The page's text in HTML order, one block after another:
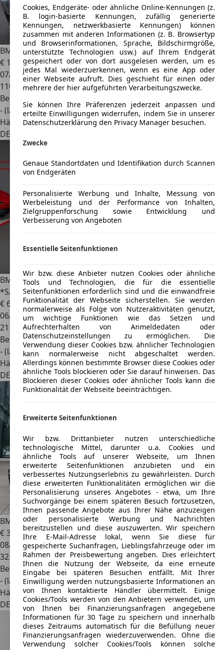
BMW Z4Roadster 3.0si Open Air, unfallfrei
€ 12.980
07/2006
110.000 km
Benzin
- (l/100 km)
Händler
DE 57074
BMW Z12.5 - MAGIC-DOORS HARDTOP MAXILITE
*SAMMLER*
€ 67.949
06/1990
21.684 km
Benzin
- (l/100 km)
Händler
DE 87656Germaringen
BMW Z4sDrive20i M Sport HiFi DAB WLAN RFK Tempomat
€ 37.790
08/2021
32.500 km
Benzin
- (l/100 km)
Händler
DE 41066Mönchengladbach
Cookies, Endgeräte- oder ähnliche Online-Kennungen (z.
B. login-basierte Kennungen, zufällig generierte
Kennungen, netzwerkbasierte Kennungen) können
zusammen mit anderen Informationen (z. B. Browsertyp
und Browserinformationen, Sprache, Bildschirmgröße,
unterstützte Technologien usw.) auf Ihrem Endgerät
gespeichert oder von dort ausgelesen werden, um es
jedes Mal wiederzuerkennen, wenn es eine App oder
einer Webseite aufruft. Dies geschieht für einen oder
mehrere der hier aufgeführten Verarbeitungszwecke.
Sie können Ihre Präferenzen jederzeit anpassen und
erteilte Einwilligungen widerrufen, indem Sie in unserer
Datenschutzerklärung den Privacy Manager besuchen.
Zwecke
Genaue Standortdaten und Identifikation durch Scannen
von Endgeräten
Personalisierte Werbung und Inhalte, Messung von
Werbeleistung und der Performance von Inhalten,
Zielgruppenforschung sowie Entwicklung und
Verbesserung von Angeboten
Essentielle Seitenfunktionen
Wir bzw. diese Anbieter nutzen Cookies oder ähnliche
Tools und Technologien, die für die essentielle
Seitenfunktionen erforderlich sind und die einwandfreie
Funktionalität der Webseite sicherstellen. Sie werden
normalerweise als Folge von Nutzeraktivitäten genutzt,
um wichtige Funktionen wie das Setzen und
Aufrechterhalten von Anmeldedaten oder
Datenschutzeinstellungen zu ermöglichen. Die
Verwendung dieser Cookies bzw. ähnlicher Technologien
kann normalerweise nicht abgeschaltet werden.
Allerdings können bestimmte Browser diese Cookies oder
ähnliche Tools blockieren oder Sie darauf hinweisen. Das
Blockieren dieser Cookies oder ähnlicher Tools kann die
Funktionalität der Webseite beeinträchtigen.
Erweiterte Seitenfunktionen
Wir bzw. Drittanbieter nutzen unterschiedliche
technologische Mittel, darunter u.a. Cookies und
ähnliche Tools auf unserer Webseite, um Ihnen
erweiterte Seitenfunktionen anzubieten und ein
verbessertes Nutzungserlebnis zu gewährleisten. Durch
diese erweiterten Funktionalitäten ermöglichen wir die
Personalisierung unseres Angebotes - etwa, um Ihre
Suchvorgänge bei einem späteren Besuch fortzusetzen,
Ihnen passende Angebote aus Ihrer Nähe anzuzeigen
oder personalisierte Werbung und Nachrichten
bereitzustellen und diese auszuwerten. Wir speichern
Ihre E-Mail-Adresse lokal, wenn Sie diese für
gespeicherte Suchanfragen, Lieblingsfahrzeuge oder im
Rahmen der Preisbewertung angeben. Dies erleichtert
Ihnen die Nutzung der Webseite, da eine erneute
Eingabe bei späteren Besuchen entfällt. Mit Ihrer
Einwilligung werden nutzungsbasierte Informationen an
von Ihnen kontaktierte Händler übermittelt. Einige
Cookies/Tools werden von den Anbietern verwendet, um
von Ihnen bei Finanzierungsanfragen angegebene
Informationen für 30 Tage zu speichern und innerhalb
dieses Zeitraums automatisch für die Befüllung neuer
Finanzierungsanfragen wiederzuverwenden. Ohne die
Verwendung solcher Cookies/Tools können solche